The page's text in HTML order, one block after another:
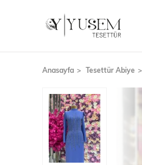
Anasayfa Tesettür Abiye